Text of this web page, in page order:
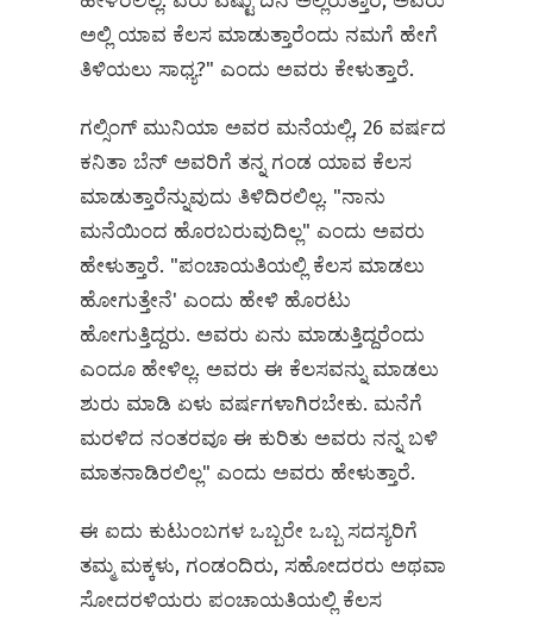
ಅಲ್ಲಿ ಯಾವ ಕೆಲಸ ಮಾಡುತ್ತಾರೆಂದು ನಮಗೆ ಹೇಗೆ
ತಿಳಿಯಲು ಸಾಧ್ಯ?" ಎಂದು ಅವರು ಕೇಳುತ್ತಾರೆ.
ಗಲ್ಸಿಂಗ್ ಮುನಿಯಾ ಅವರ ಮನೆಯಲ್ಲಿ, 26 ವರ್ಷದ
ಕನಿತಾ ಬೆನ್‌ ಅವರಿಗೆ ತನ್ನ ಗಂಡ ಯಾವ ಕೆಲಸ
ಮಾಡುತ್ತಾರೆನ್ನುವುದು ತಿಳಿದಿರಲಿಲ್ಲ. "ನಾನು
ಮನೆಯಿಂದ ಹೊರಬರುವುದಿಲ್ಲ" ಎಂದು ಅವರು
ಹೇಳುತ್ತಾರೆ. "ಪಂಚಾಯತಿಯಲ್ಲಿ ಕೆಲಸ ಮಾಡಲು
ಹೋಗುತ್ತೇನೆ' ಎಂದು ಹೇಳಿ ಹೊರಟು
ಹೋಗುತ್ತಿದ್ದರು. ಅವರು ಏನು ಮಾಡುತ್ತಿದ್ದರೆಂದು
ಎಂದೂ ಹೇಳಿಲ್ಲ. ಅವರು ಈ ಕೆಲಸವನ್ನು ಮಾಡಲು
ಶುರು ಮಾಡಿ ಏಳು ವರ್ಷಗಳಾಗಿರಬೇಕು. ಮನೆಗೆ
ಮರಳಿದ ನಂತರವೂ ಈ ಕುರಿತು ಅವರು ನನ್ನ ಬಳಿ
ಮಾತನಾಡಿರಲಿಲ್ಲ" ಎಂದು ಅವರು ಹೇಳುತ್ತಾರೆ.
ಈ ಐದು ಕುಟುಂಬಗಳ ಒಬ್ಬರೇ ಒಬ್ಬ ಸದಸ್ಯರಿಗೆ
ತಮ್ಮ ಮಕ್ಕಳು, ಗಂಡಂದಿರು, ಸಹೋದರರು ಅಥವಾ
ಸೋದರಳಿಯರು ಪಂಚಾಯತಿಯಲ್ಲಿ ಕೆಲಸ